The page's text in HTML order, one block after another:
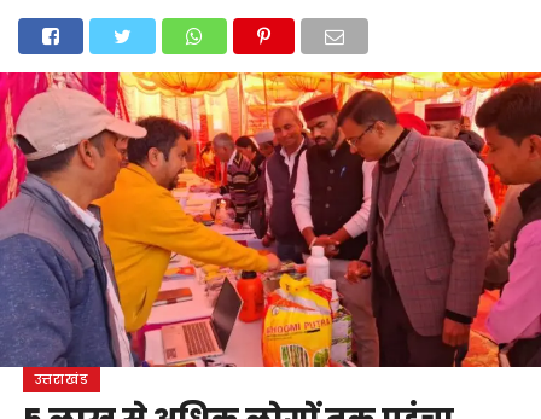
उत्तराखंडअल्मोड़ाउत्तरकाशीउधम सिंह नगरचंपावतचमोलीटिहरी गढ़वाल
देहरादून
नैनीतालपिथौरागढ़पौड़ी गढ़वालबागेश्वररुद्रप्रयागहरिद्वारदेशदुनिया
मनोरंजन
उत्तराखंड